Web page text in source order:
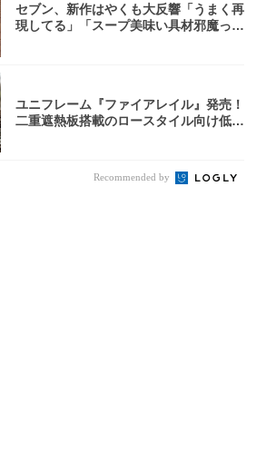
セブン、新作はやくも大反響「うまく再
現してる」「スープ美味い具材邪魔って
ユニフレーム『ファイアレイル』発売！
二重遮熱板搭載のロースタイル向け低型
Recommended by